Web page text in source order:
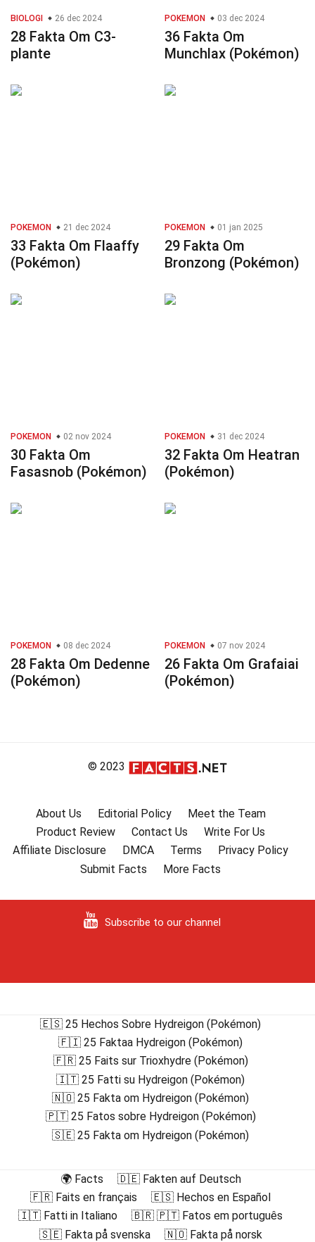
BIOLOGI 26 dec 2024
28 Fakta Om C3-
plante
POKEMON 03 dec 2024
36 Fakta Om
Munchlax (Pokémon)
POKEMON 21 dec 2024
33 Fakta Om Flaaffy
(Pokémon)
POKEMON 01 jan 2025
29 Fakta Om
Bronzong (Pokémon)
POKEMON 02 nov 2024
30 Fakta Om
Fasasnob (Pokémon)
POKEMON 31 dec 2024
32 Fakta Om Heatran
(Pokémon)
POKEMON 08 dec 2024
28 Fakta Om Dedenne
(Pokémon)
POKEMON 07 nov 2024
26 Fakta Om Grafaiai
(Pokémon)
© 2023
About Us Editorial Policy
Meet the Team
Product Review
Contact Us
Write For Us
Affiliate Disclosure
DMCA Terms
Privacy Policy
Submit Facts
More Facts
Subscribe to our channel
🇪🇸 25 Hechos Sobre Hydreigon (Pokémon)
🇫🇮 25 Faktaa Hydreigon (Pokémon)
🇫🇷 25 Faits sur Trioxhydre (Pokémon)
🇮🇹 25 Fatti su Hydreigon (Pokémon)
🇳🇴 25 Fakta om Hydreigon (Pokémon)
🇵🇹 25 Fatos sobre Hydreigon (Pokémon)
🇸🇪 25 Fakta om Hydreigon (Pokémon)
🌍 Facts
🇩🇪 Fakten auf Deutsch
🇫🇷 Faits en français
🇪🇸 Hechos en Español
🇮🇹 Fatti in Italiano
🇧🇷 🇵🇹 Fatos em português
🇸🇪 Fakta på svenska
🇳🇴 Fakta på norsk